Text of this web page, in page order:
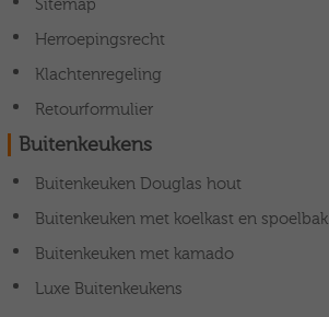
Sitemap
Herroepingsrecht
Klachtenregeling
Retourformulier
Buitenkeukens
Buitenkeuken Douglas hout
Buitenkeuken met koelkast en spoelbak
Buitenkeuken met kamado
Luxe Buitenkeukens